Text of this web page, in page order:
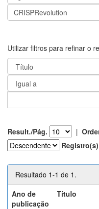
Utilizar filtros para refinar o
Result./Pág. |
Registro(s)
Resultado 1-1 de 1.
Ano de
publicação
Título